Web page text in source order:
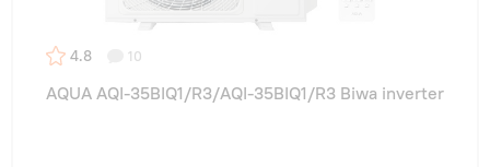
4.8 10
AQUA AQI-35BIQ1/R3/AQI-35BIQ1/R3 Biwa inverter